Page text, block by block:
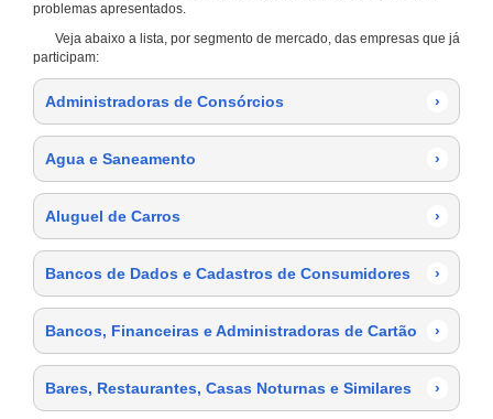
problemas apresentados.
Veja abaixo a lista, por segmento de mercado, das empresas que já
participam:
Administradoras de Consórcios ›
Agua e Saneamento ›
Aluguel de Carros ›
Bancos de Dados e Cadastros de Consumidores ›
Bancos, Financeiras e Administradoras de Cartão ›
Bares, Restaurantes, Casas Noturnas e Similares ›